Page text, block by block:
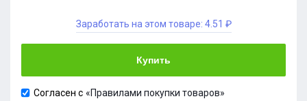
Заработать на этом товаре: 4.51 ₽
Купить
Согласен с «Правилами покупки товаров»